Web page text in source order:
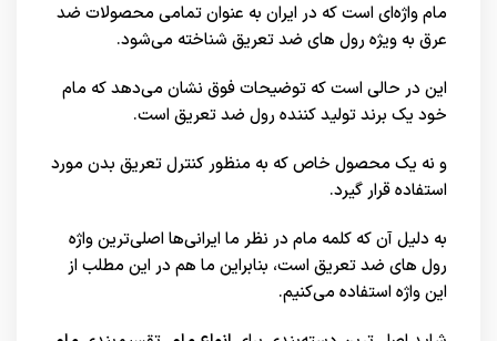
مام واژه‌ای است که در ایران به عنوان تمامی محصولات ضد
عرق به ویژه رول های ضد تعریق شناخته می‌شود.
این در حالی است که توضیحات فوق نشان می‌دهد که مام
خود یک برند تولید کننده رول ضد تعریق است.
و نه یک محصول خاص که به منظور کنترل تعریق بدن مورد
استفاده قرار گیرد.
به دلیل آن که کلمه مام در نظر ما ایرانی‌ها اصلی‌ترین واژه
رول های ضد تعریق است، بنابراین ما هم در این مطلب از
این واژه استفاده می‌کنیم.